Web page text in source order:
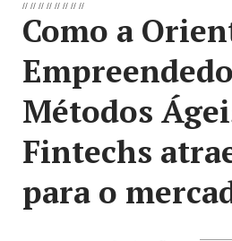
// // // // // // // //
Como a
Métodos
Fintechs
para o